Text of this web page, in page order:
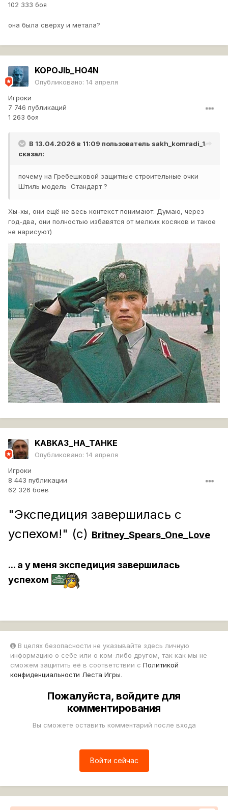
102 333 боя
она была сверху и метала?
KOPOJIb_HO4N
Опубликовано: 14 апреля
Игроки
7 746 публикаций
1 263 боя
В 13.04.2026 в 11:09 пользователь sakh_komradi_1
сказал:
почему на Гребешковой защитные строительные очки
Штиль модель Стандарт ?
Хы-хы, они ещё не весь контекст понимают. Думаю, через
год-два, они полностью избавятся от мелких косяков и такое
не нарисуют)
KABKA3_HA_TAHKE
Опубликовано: 14 апреля
Игроки
8 443 публикации
62 326 боёв
"Экспедиция завершилась с
успехом!" (с) Britney_Spears_One_Love
... а у меня экспедиция завершилась
успехом
В целях безопасности не указывайте здесь личную
информацию о себе или о ком-либо другом, так как мы не
сможем защитить её в соответствии с Политикой
конфиденциальности Леста Игры.
Пожалуйста, войдите для
комментирования
Вы сможете оставить комментарий после входа
Войти сейчас